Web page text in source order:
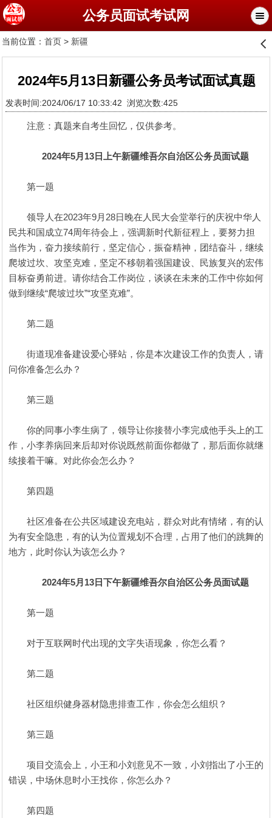
公务员面试考试网
当前位置： 首页> 新疆 󰊒
2024年5月13日新疆公务员考试面试真题
发表时间:2024/06/17 10:33:42 浏览次数:425
注意：真题来自考生回忆，仅供参考。
2024年5月13日上午新疆维吾尔自治区公务员面试题
第一题
领导人在2023年9月28日晚在人民大会堂举行的庆祝中华人
民共和国成立74周年待会上，强调新时代新征程上，要努力担
当作为，奋力接续前行，坚定信心，振奋精神，团结奋斗，继续
爬坡过坎、攻坚克难，坚定不移朝着强国建设、民族复兴的宏伟
目标奋勇前进。请你结合工作岗位，谈谈在未来的工作中你如何
做到继续“爬坡过坎”“攻坚克难”。
第二题
街道现准备建设爱心驿站，你是本次建设工作的负责人，请
问你准备怎么办？
第三题
你的同事小李生病了，领导让你接替小李完成他手头上的工
作，小李养病回来后却对你说既然前面你都做了，那后面你就继
续接着干嘛。对此你会怎么办？
第四题
社区准备在公共区域建设充电站，群众对此有情绪，有的认
为有安全隐患，有的认为位置规划不合理，占用了他们的跳舞的
地方，此时你认为该怎么办？
2024年5月13日下午新疆维吾尔自治区公务员面试题
第一题
对于互联网时代出现的文字失语现象，你怎么看？
第二题
社区组织健身器材隐患排查工作，你会怎么组织？
第三题
项目交流会上，小王和小刘意见不一致，小刘指出了小王的
错误，中场休息时小王找你，你怎么办？
第四题